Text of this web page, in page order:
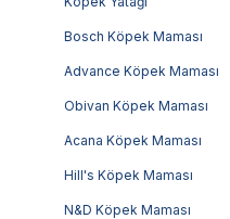
Bosch Köpek Maması
Advance Köpek Maması
Obivan Köpek Maması
Acana Köpek Maması
Hill's Köpek Maması
N&D Köpek Maması